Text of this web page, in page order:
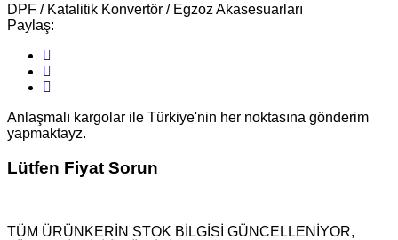
DPF / Katalitik Konvertör / Egzoz Akasesuarları
Paylaş:
Anlaşmalı kargolar ile Türkiye'nin her noktasına gönderim
yapmaktayz.
Lütfen Fiyat Sorun
TÜM ÜRÜNKERİN STOK BİLGİSİ GÜNCELLENİYOR,